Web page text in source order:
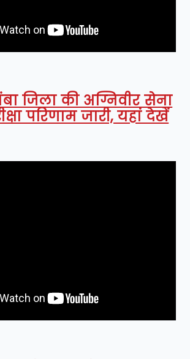
जिला की अग्निवीर सेना
परिणाम जारी, यहां देखें